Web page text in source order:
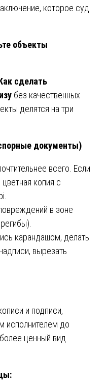
которое суд
объекты
сделать
без качественных
делятся на три
документы)
всего. Если
копия с
в зоне
карандашом, делать
вырезать
и подписи,
исполнителем до
ценный вид